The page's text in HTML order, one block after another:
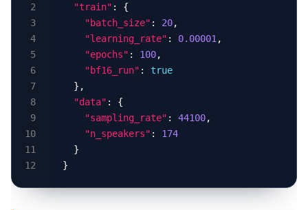
3
4
5
6
7
8
9
10
"train"
"batch_size" : 20
"learning_rate" : 0.00001
"epochs" : 100
"bf16_run" : true
"data"
"sampling_rate" : 44100
"n_speakers" : 174